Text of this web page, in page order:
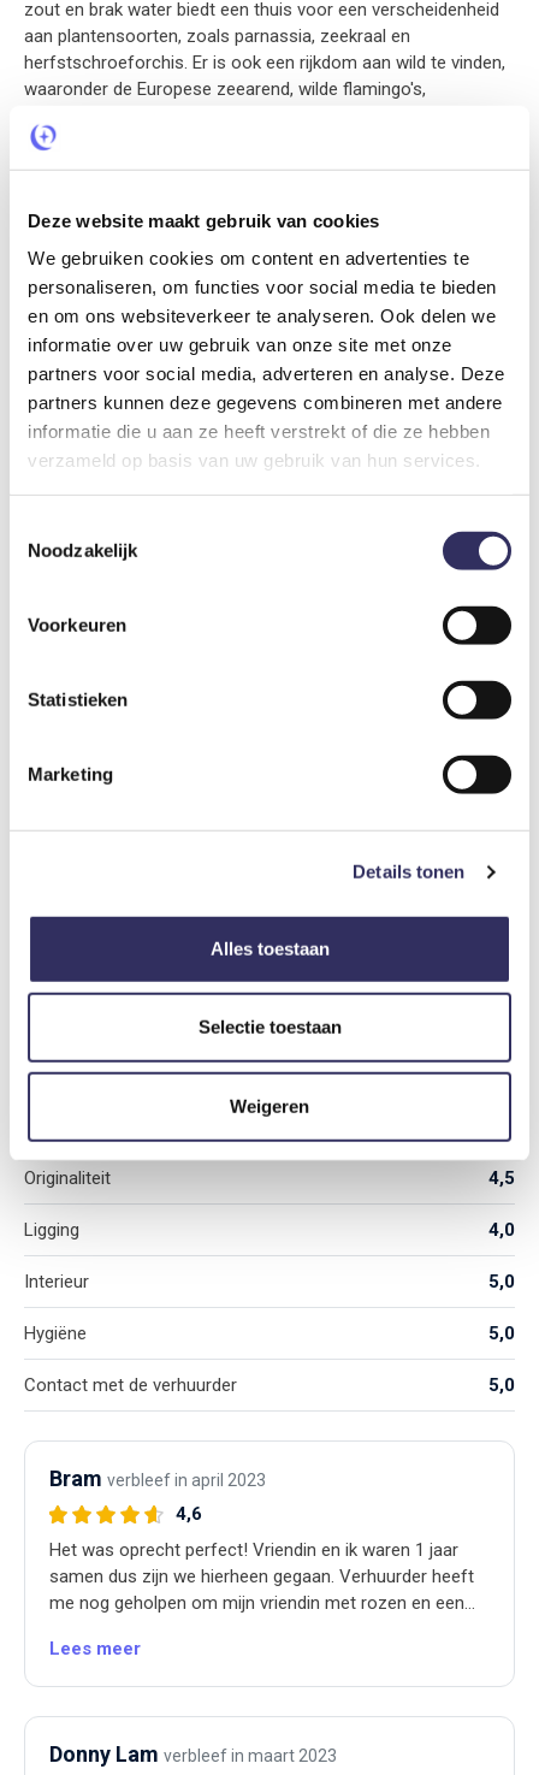
Deze website maakt gebruik van cookies
We gebruiken cookies om content en advertenties te
personaliseren, om functies voor social media te bieden
en om ons websiteverkeer te analyseren. Ook delen we
informatie over uw gebruik van onze site met onze
partners voor social media, adverteren en analyse. Deze
partners kunnen deze gegevens combineren met andere
informatie die u aan ze heeft verstrekt of die ze hebben
verzameld op basis van uw gebruik van hun services.
Noodzakelijk
Voorkeuren
Statistieken
Marketing
Details tonen
Alles toestaan
Selectie toestaan
Weigeren
zout en brak water biedt een thuis voor een verscheidenheid
aan plantensoorten, zoals parnassia, zeekraal en
herfstschroeforchis. Er is ook een rijkdom aan wild te vinden,
waaronder de Europese zeearend, wilde flamingo's,
aan de rand van het idyllische dorp Sommelsdijk, biedt dit Tiny
House een uitstekende uitvalsbasis voor wandelingen en
gerestaureerde haven met veel terrasjes in Middelharnis.
Slechts 20 auto minuten van de zee gelegen.
Prijs inclusief
Beddengoed, handdoeken, zeep, douchegel, koffie, thee, wifi,
parking
Bijkomende kosten
Toeristenbelasting
€ 1,50
Goeree Overflakkee.
Reviews. Echte gasten, echte ervaringen.
4,7 / 5
Originaliteit 4,5
Ligging 4,0
Interieur 5,0
Hygiëne 5,0
Contact met de verhuurder 5,0
Bram verbleef in april 2023
4,6
Het was oprecht perfect! Vriendin en ik waren 1 jaar
samen dus zijn we hierheen gegaan. Verhuurder heeft
me nog geholpen om mijn vriendin met rozen en een
Met alles dachten ze mee! Weer zat wat tegen, maar
heerlijk in het huisje kunnen komen snacken en
weekend gehad en mooi uitzicht!!
Lees meer
Donny Lam verbleef in maart 2023